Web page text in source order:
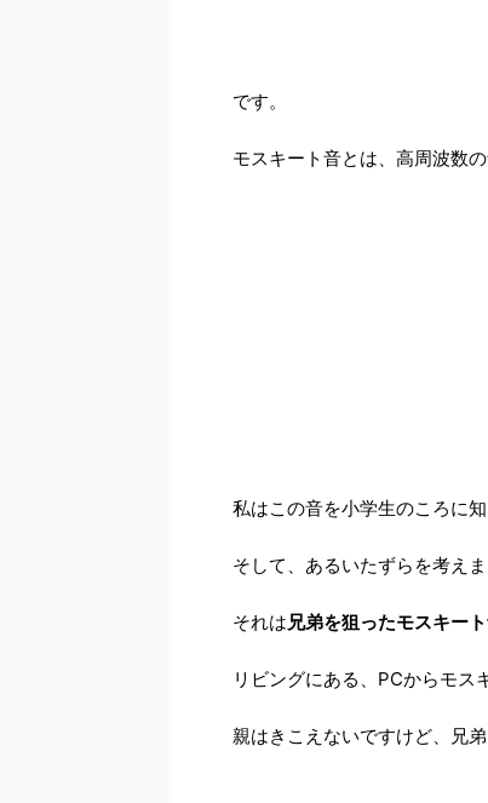
です。
モスキート音とは、高周波数
私はこの音を小学生のころに知
そして、あるいたずらを考えま
それは兄弟を狙ったモスキー
リビングにある、PCからモス
親はきこえないですけど、兄